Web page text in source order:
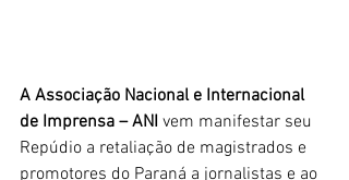
A Associação Nacional e Internacional
de Imprensa – ANI vem manifestar seu
Repúdio a retaliação de magistrados e
promotores do Paraná a jornalistas e ao